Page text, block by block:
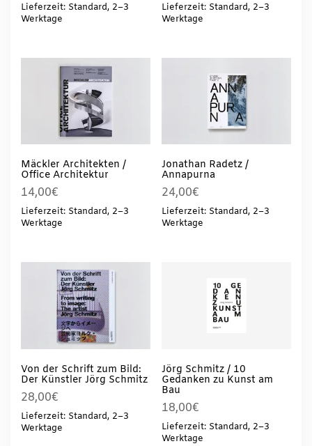
Lieferzeit: Standard, 2–3
Werktage
Lieferzeit: Standard, 2–3
Werktage
Mäckler Architekten /
Office Architektur
14,00€
Lieferzeit: Standard, 2–3
Werktage
Jonathan Radetz /
Annapurna
24,00€
Lieferzeit: Standard, 2–3
Werktage
Von der Schrift zum Bild:
Der Künstler Jörg Schmitz
28,00€
Lieferzeit: Standard, 2–3
Werktage
Jörg Schmitz / 10
Gedanken zu Kunst am
Bau
18,00€
Lieferzeit: Standard, 2–3
Werktage